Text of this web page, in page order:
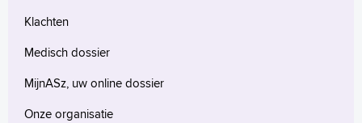
Klachten
Medisch dossier
MijnASz, uw online dossier
Onze organisatie